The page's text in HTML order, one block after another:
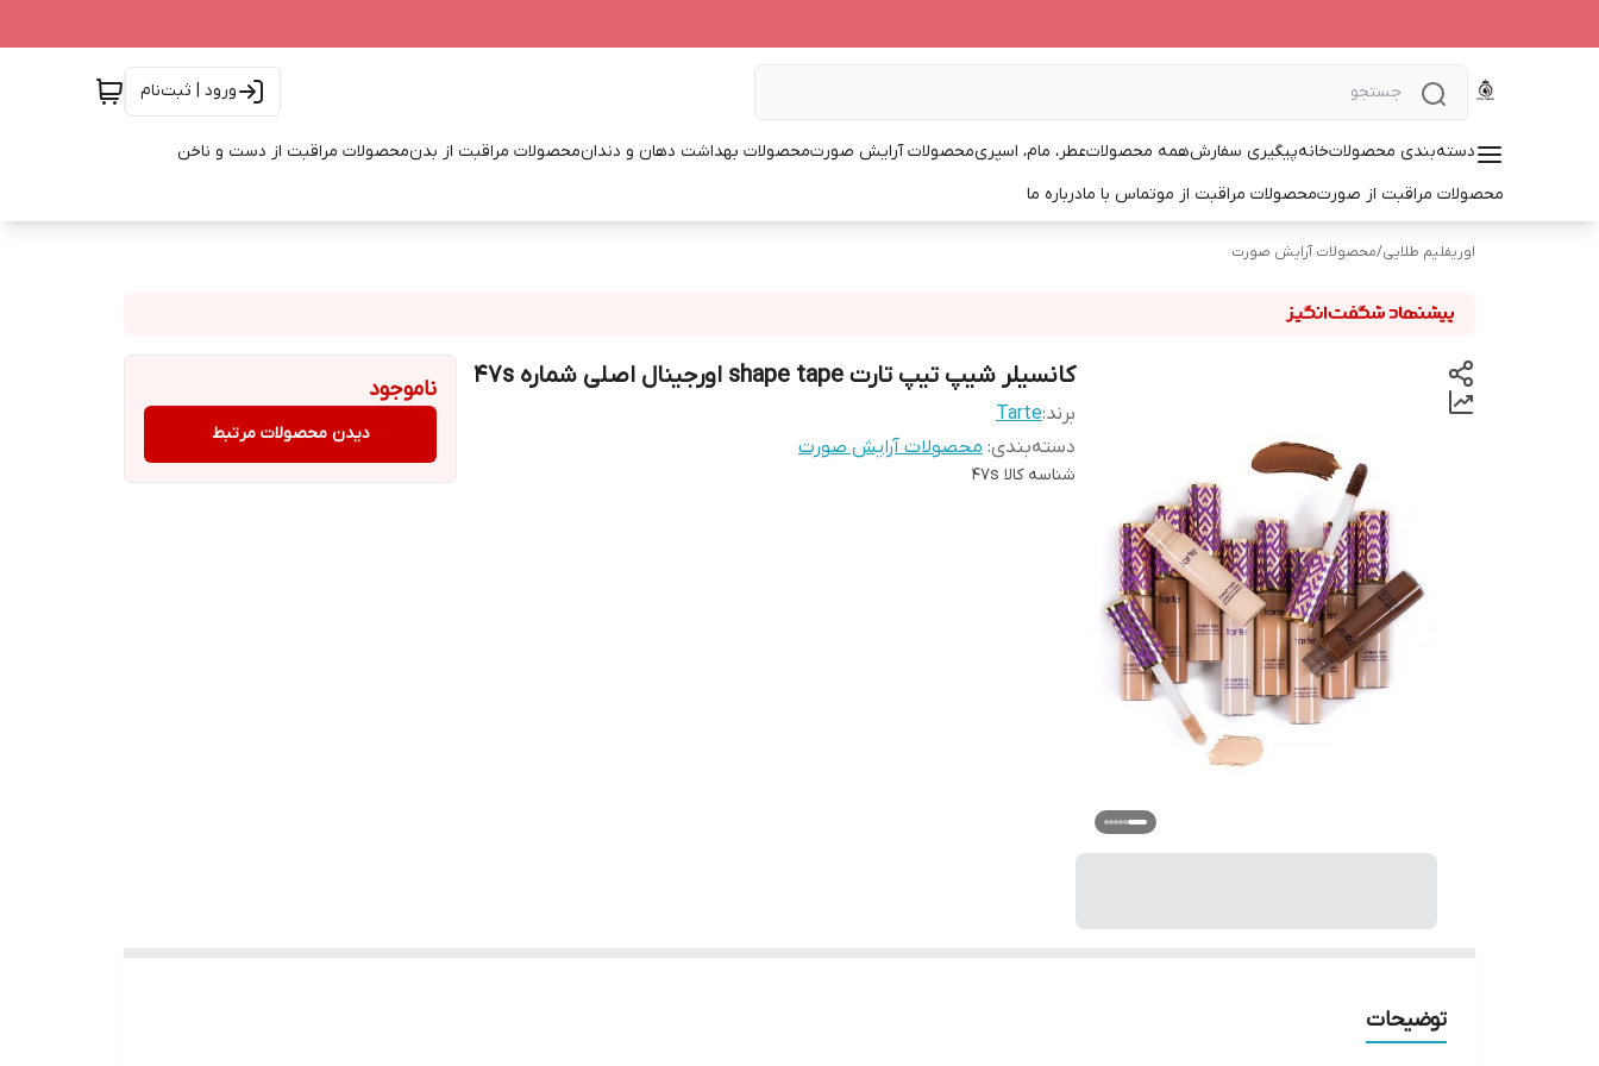
ورود | ثبت‌نام
دسته‌بندی محصولاتخانهپیگیری سفارشهمه محصولاتعطر، مام، اسپریمحصولات آرایش صورتمحصولات بهداشت دهان و دندانمحصولات مراقبت از بدنمحصولات مراقبت از دست و ناخن
محصولات مراقبت از صورتمحصولات مراقبت از موتماس با مادرباره ما
اوریفلیم طلایی/محصولات آرایش صورت
کانسیلر شیپ تیپ تارت shape tape اورجینال اصلی شماره 47s
برند:Tarte
دسته‌بندی: محصولات آرایش صورت
شناسه کالا 47s
ناموجود
دیدن محصولات مرتبط
توضیحات